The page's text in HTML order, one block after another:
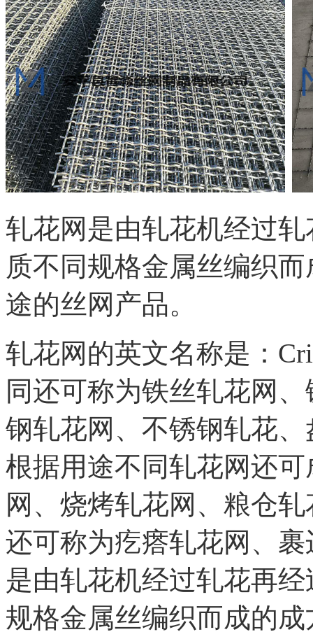
轧花网是由轧花机经过
质不同规格金属丝编织
途的丝网产品。
轧花网的英文名称是：
同还可称为铁丝轧花网
钢轧花网、不锈钢轧花
根据用途不同轧花网还
网、烧烤轧花网、粮仓
还可称为疙瘩轧花网、
是由轧花机经过轧花再
规格金属丝编织而成的